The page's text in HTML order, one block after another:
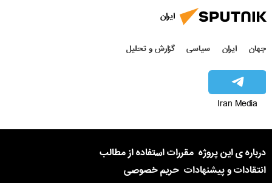
ایران
جهان ایران سیاسی گزارش و تحلیل
Iran Media
درباره ی این پروژه مقررات استفاده از مطالب
انتقادات و پیشنهادات حریم خصوصی